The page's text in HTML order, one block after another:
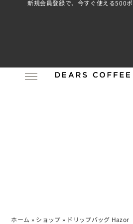
新規会員登録で、今すぐ使える500
ホーム » ショップ » ドリップバッグ Hazor